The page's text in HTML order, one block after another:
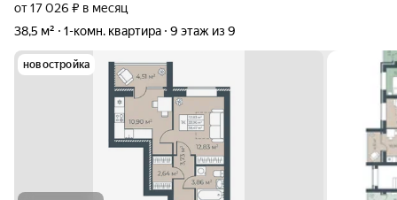
от 17 026 ₽ в месяц
38,5 м²
1-комн. квартира 9 этаж из 9
новостройка